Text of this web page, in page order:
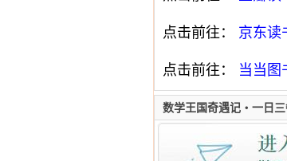
点击前往： 京东读
点击前往： 当当图
数学王国奇遇记・一日